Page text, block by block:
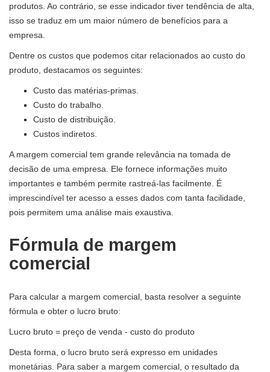
produtos. Ao contrário, se esse indicador tiver tendência de alta,
isso se traduz em um maior número de benefícios para a
empresa.
Dentre os custos que podemos citar relacionados ao custo do
produto, destacamos os seguintes:
Custo das matérias-primas.
Custo do trabalho.
Custo de distribuição.
Custos indiretos.
A margem comercial tem grande relevância na tomada de
decisão de uma empresa. Ele fornece informações muito
importantes e também permite rastreá-las facilmente. É
imprescindível ter acesso a esses dados com tanta facilidade,
pois permitem uma análise mais exaustiva.
Fórmula de margem
comercial
Para calcular a margem comercial, basta resolver a seguinte
fórmula e obter o lucro bruto:
Lucro bruto = preço de venda - custo do produto
Desta forma, o lucro bruto será expresso em unidades
monetárias. Para saber a margem comercial, o resultado da